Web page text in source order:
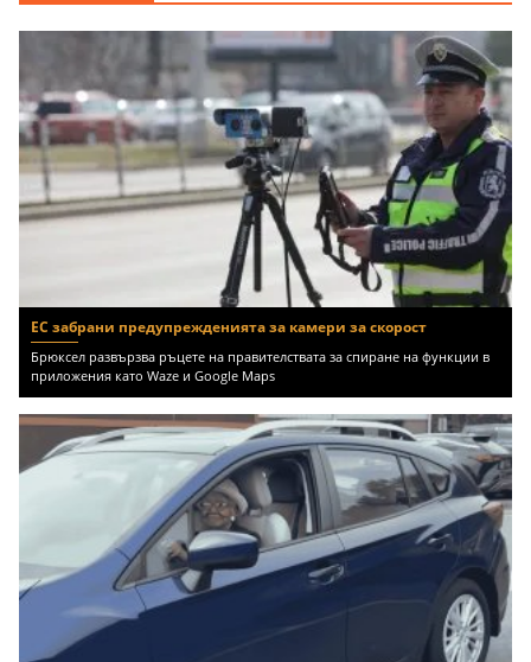
ЕС забрани предупрежденията за камери за скорост
Брюксел развързва ръцете на правителствата за спиране на функции в
приложения като Waze и Google Maps